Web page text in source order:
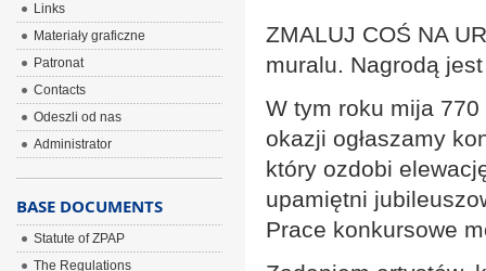
ZMALUJ COŚ NA
muralu. Nagrodą jest
W tym roku mija
okazji ogłaszamy
który ozdobi
upamiętni
Prace konkursowe
Links
Materiały graficzne
Patronat
Contacts
Odeszli od nas
Administrator
BASE DOCUMENTS
Statute of ZPAP
The Regulations